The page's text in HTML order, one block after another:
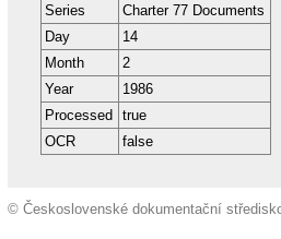
Series
Charter 77 Documents
Day
14
Month
2
Year
1986
Processed
true
OCR
false
© Československé dokumentační